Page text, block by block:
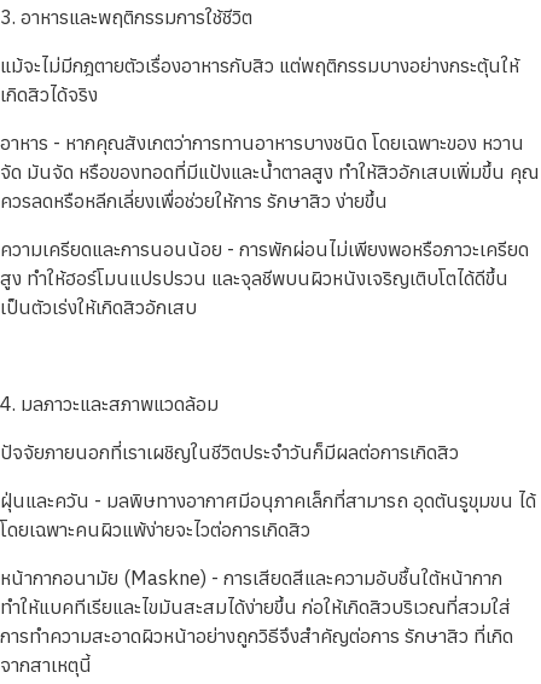
3. อาหารและพฤติกรรมการใช้ชีวิต
แม้จะไม่มีกฎตายตัวเรื่องอาหารกับสิว แต่พฤติกรรมบางอย่างกระตุ้นให้
เกิดสิวได้จริง
อาหาร - หากคุณสังเกตว่าการทานอาหารบางชนิด โดยเฉพาะของ หวาน
จัด มันจัด หรือของทอดที่มีแป้งและน้ำตาลสูง ทำให้สิวอักเสบเพิ่มขึ้น คุณ
ควรลดหรือหลีกเลี่ยงเพื่อช่วยให้การ รักษาสิว ง่ายขึ้น
ความเครียดและการนอนน้อย - การพักผ่อนไม่เพียงพอหรือภาวะเครียด
สูง ทำให้ฮอร์โมนแปรปรวน และจุลชีพบนผิวหนังเจริญเติบโตได้ดีขึ้น
เป็นตัวเร่งให้เกิดสิวอักเสบ
4. มลภาวะและสภาพแวดล้อม
ปัจจัยภายนอกที่เราเผชิญในชีวิตประจำวันก็มีผลต่อการเกิดสิว
ฝุ่นและควัน - มลพิษทางอากาศมีอนุภาคเล็กที่สามารถ อุดตันรูขุมขน ได้
โดยเฉพาะคนผิวแพ้ง่ายจะไวต่อการเกิดสิว
หน้ากากอนามัย (Maskne) - การเสียดสีและความอับชื้นใต้หน้ากาก
ทำให้แบคทีเรียและไขมันสะสมได้ง่ายขึ้น ก่อให้เกิดสิวบริเวณที่สวมใส่
การทำความสะอาดผิวหน้าอย่างถูกวิธีจึงสำคัญต่อการ รักษาสิว ที่เกิด
จากสาเหตุนี้